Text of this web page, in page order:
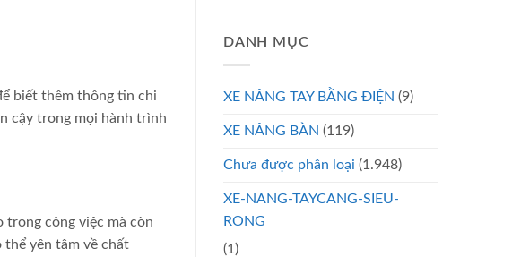
biết thêm thông tin chi
cậy trong mọi hành trình
trong công việc mà còn
thể yên tâm về chất
DANH MỤC
XE NÂNG TAY BẰNG ĐIỆN (9)
XE NÂNG BÀN (119)
Chưa được phân loại (1.948)
XE-NANG-TAYCANG-SIEU-
RONG
(1)